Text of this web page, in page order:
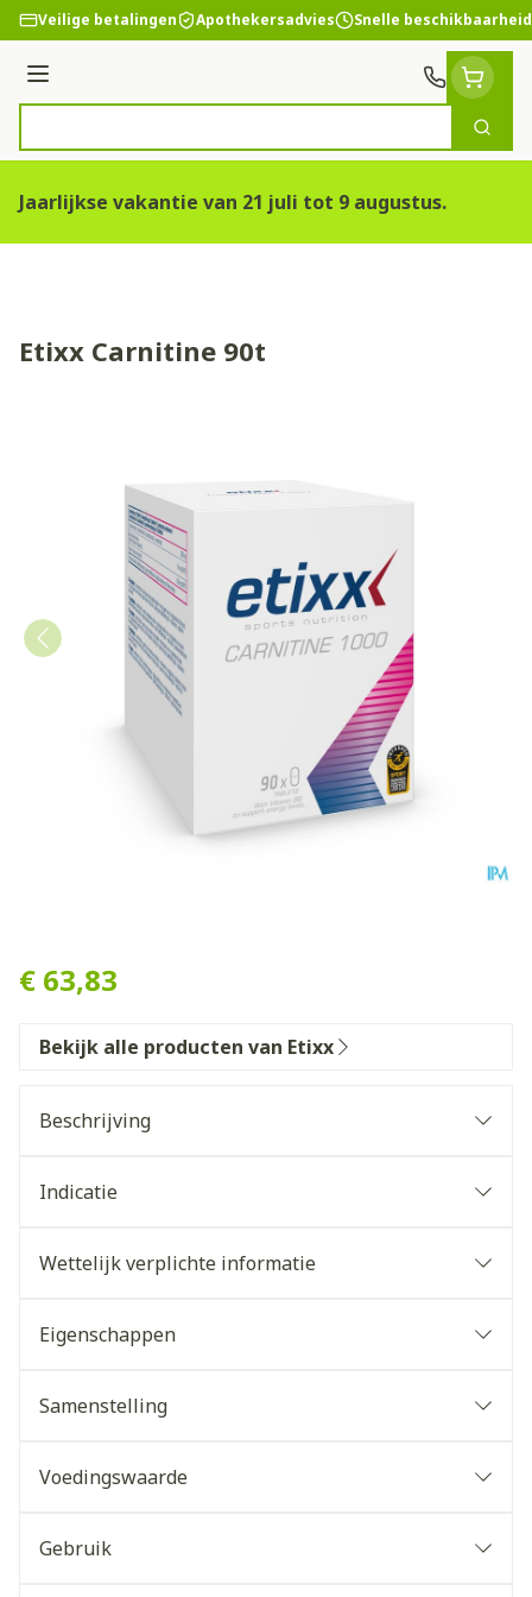
Ga naar de inhoud
Veilige betalingen Apothekersadvies Snelle beschikbaarheid
Menu
Zoek
Jaarlijkse vakantie van 21 juli tot 9 augustus.
Etixx Carnitine 90t
€ 63,83
Bekijk alle producten van Etixx
Beschrijving
Indicatie
Wettelijk verplichte informatie
Eigenschappen
Samenstelling
Voedingswaarde
Gebruik